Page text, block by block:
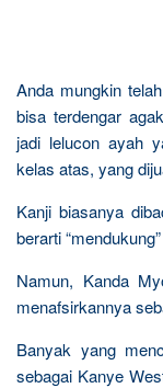
Anda mungkin
bisa terdengar
jadi lelucon ayah
kelas atas, yang
Kanji biasanya
berarti
Namun, Kanda
menafsirkannya
Banyak yang
sebagai Kanye